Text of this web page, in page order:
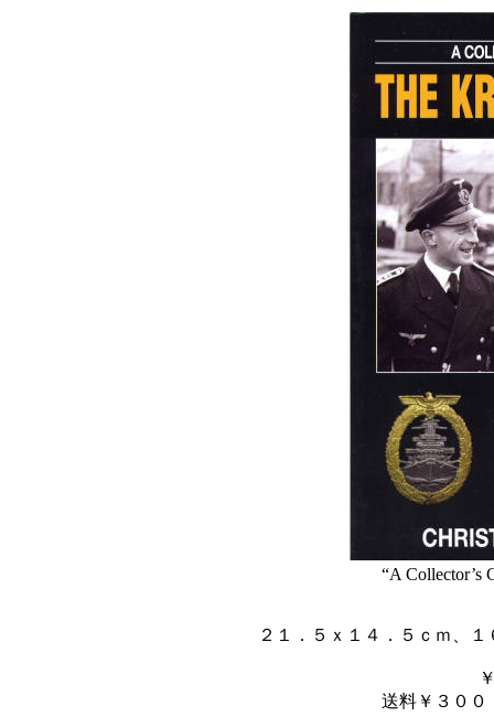
“A Collector’s
２１．５ｘ１４．５ｃｍ、
送料￥３００